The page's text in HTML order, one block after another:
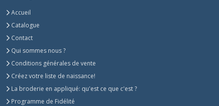
Accueil
Catalogue
Contact
Qui sommes nous ?
Conditions générales de vente
Créez votre liste de naissance!
La broderie en appliqué: qu'est ce que c'est ?
Programme de Fidélité